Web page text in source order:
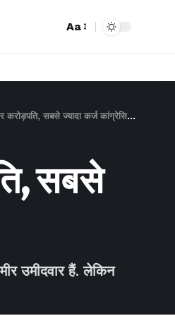
Aa
सबसे ज्यादा कर्ज कांग्रेसियों पर
सबसे
उमीदवार हैं. लेकिन